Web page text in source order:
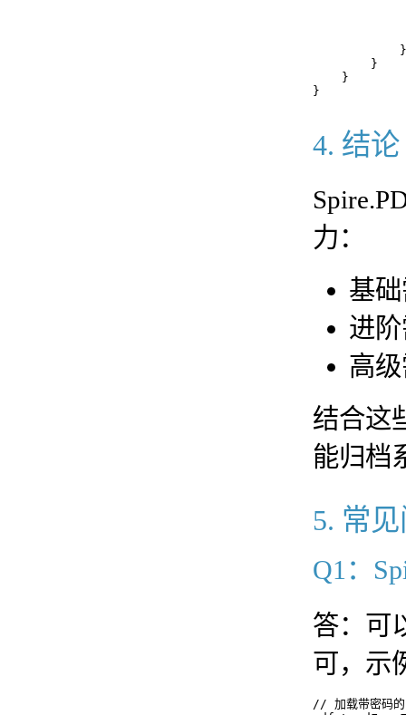
            }
        }
    }
4. 结论
力：
基
进
高
结合这
能归档
5. 常
Q1：
答：可
可，示
// 加载带密码的